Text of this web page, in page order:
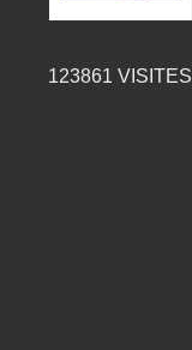
123861 VISITES